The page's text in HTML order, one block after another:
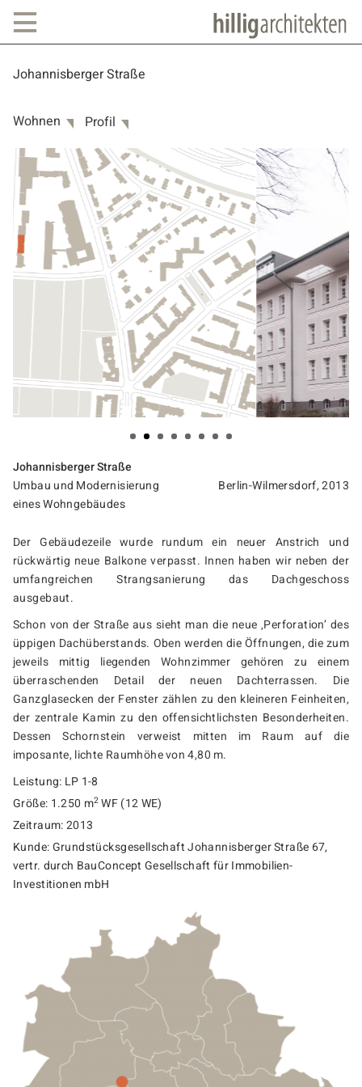
Johannisberger Straße
Wohnen Profil
Johannisberger Straße
Umbau und Modernisierung
eines Wohngebäudes
Berlin-Wilmersdorf, 2013
Der Gebäudezeile wurde rundum ein neuer Anstrich und
rückwärtig neue Balkone verpasst. Innen haben wir neben der
umfangreichen Strangsanierung das Dachgeschoss
ausgebaut.
Schon von der Straße aus sieht man die neue ‚Perforation’ des
üppigen Dachüberstands. Oben werden die Öffnungen, die zum
jeweils mittig liegenden Wohnzimmer gehören zu einem
überraschenden Detail der neuen Dachterrassen. Die
Ganzglasecken der Fenster zählen zu den kleineren Feinheiten,
der zentrale Kamin zu den offensichtlichsten Besonderheiten.
Dessen Schornstein verweist mitten im Raum auf die
imposante, lichte Raumhöhe von 4,80 m.
Leistung: LP 1-8
Größe: 1.250 m2WF (12 WE)
Zeitraum: 2013
Kunde: Grundstücksgesellschaft Johannisberger Straße 67,
vertr. durch BauConcept Gesellschaft für Immobilien-
Investitionen mbH